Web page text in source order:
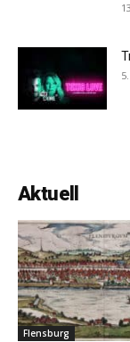
Aktuell
Flensburg